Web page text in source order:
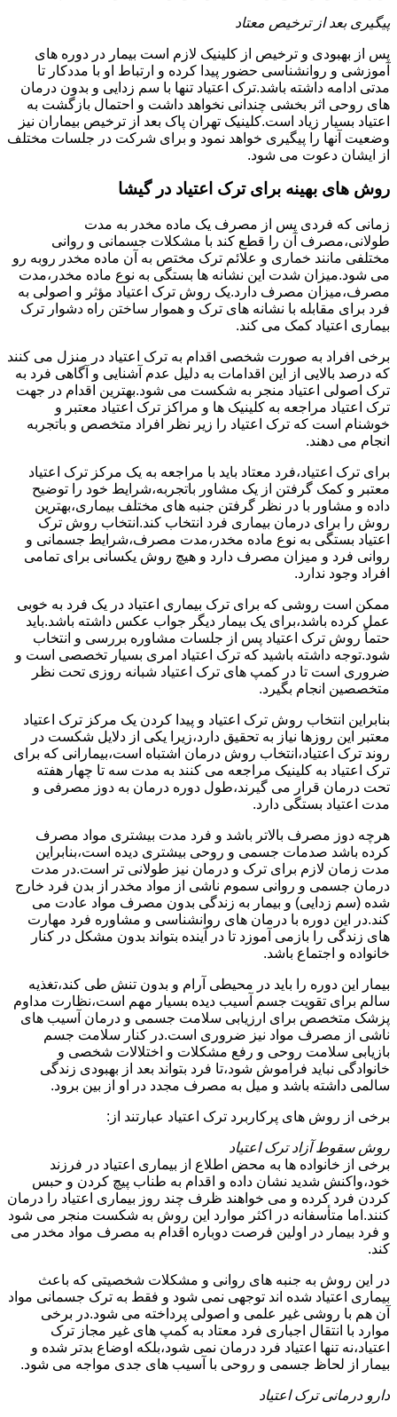
پیگیری بعد از ترخیص معتاد
پس از بهبودی و ترخیص از کلینیک لازم است بیمار در دوره های
آموزشی و روانشناسی حضور پیدا کرده و ارتباط او با مددکار تا
مدتی ادامه داشته باشد.ترک اعتیاد تنها با سم زدایی و بدون درمان
های روحی اثر بخشی چندانی نخواهد داشت و احتمال بازگشت به
اعتیاد بسیار زیاد است.کلینیک تهران پاک بعد از ترخیص بیماران نیز
وضعیت آنها را پیگیری خواهد نمود و برای شرکت در جلسات مختلف
از ایشان دعوت می شود.
روش های بهینه برای ترک اعتیاد در گیشا
زمانی که فردی پس از مصرف یک ماده مخدر به مدت
طولانی،مصرف آن را قطع کند با مشکلات جسمانی و روانی
مختلفی مانند خماری و علائم ترک مختص به آن ماده مخدر روبه رو
می شود.میزان شدت این نشانه ها بستگی به نوع ماده مخدر،مدت
مصرف،میزان مصرف دارد.یک روش ترک اعتیاد مؤثر و اصولی به
فرد برای مقابله با نشانه های ترک و هموار ساختن راه دشوار ترک
بیماری اعتیاد کمک می کند.
برخی افراد به صورت شخصی اقدام به ترک اعتیاد در منزل می کنند
که درصد بالایی از این اقدامات به دلیل عدم آشنایی و آگاهی فرد به
ترک اصولی اعتیاد منجر به شکست می شود.بهترین اقدام در جهت
ترک اعتیاد مراجعه به کلینیک ها و مراکز ترک اعتیاد معتبر و
خوشنام است که ترک اعتیاد را زیر نظر افراد متخصص و باتجربه
انجام می دهند.
برای ترک اعتیاد،فرد معتاد باید با مراجعه به یک مرکز ترک اعتیاد
معتبر و کمک گرفتن از یک مشاور باتجربه،شرایط خود را توضیح
داده و مشاور با در نظر گرفتن جنبه های مختلف بیماری،بهترین
روش را برای درمان بیماری فرد انتخاب کند.انتخاب روش ترک
اعتیاد بستگی به نوع ماده مخدر،مدت مصرف،شرایط جسمانی و
روانی فرد و میزان مصرف دارد و هیچ روش یکسانی برای تمامی
افراد وجود ندارد.
ممکن است روشی که برای ترک بیماری اعتیاد در یک فرد به خوبی
عمل کرده باشد،برای یک بیمار دیگر جواب عکس داشته باشد.باید
حتماً روش ترک اعتیاد پس از جلسات مشاوره بررسی و انتخاب
شود.توجه داشته باشید که ترک اعتیاد امری بسیار تخصصی است و
ضروری است تا در کمپ های ترک اعتیاد شبانه روزی تحت نظر
متخصصین انجام بگیرد.
بنابراین انتخاب روش ترک اعتیاد و پیدا کردن یک مرکز ترک اعتیاد
معتبر این روزها نیاز به تحقیق دارد،زیرا یکی از دلایل شکست در
روند ترک اعتیاد،انتخاب روش درمان اشتباه است،بیمارانی که برای
ترک اعتیاد به کلینیک مراجعه می کنند به مدت سه تا چهار هفته
تحت درمان قرار می گیرند،طول دوره درمان به دوز مصرفی و
مدت اعتیاد بستگی دارد.
هرچه دوز مصرف بالاتر باشد و فرد مدت بیشتری مواد مصرف
کرده باشد صدمات جسمی و روحی بیشتری دیده است،بنابراین
مدت زمان لازم برای ترک و درمان نیز طولانی تر است.در مدت
درمان جسمی و روانی سموم ناشی از مواد مخدر از بدن فرد خارج
شده (سم زدایی) و بیمار به زندگی بدون مصرف مواد عادت می
کند.در این دوره با درمان های روانشناسی و مشاوره فرد مهارت
های زندگی را بازمی آموزد تا در آینده بتواند بدون مشکل در کنار
خانواده و اجتماع باشد.
بیمار این دوره را باید در محیطی آرام و بدون تنش طی کند،تغذیه
سالم برای تقویت جسم آسیب دیده بسیار مهم است،نظارت مداوم
پزشک متخصص برای ارزیابی سلامت جسمی و درمان آسیب های
ناشی از مصرف مواد نیز ضروری است.در کنار سلامت جسم
بازیابی سلامت روحی و رفع مشکلات و اختلالات شخصی و
خانوادگی نباید فراموش شود،تا فرد بتواند بعد از بهبودی زندگی
سالمی داشته باشد و میل به مصرف مجدد در او از بین برود.
برخی از روش های پرکاربرد ترک اعتیاد عبارتند از:
روش سقوط آزاد ترک اعتیاد
برخی از خانواده ها به محض اطلاع از بیماری اعتیاد در فرزند
خود،واکنش شدید نشان داده و اقدام به طناب پیچ کردن و حبس
کردن فرد کرده و می خواهند ظرف چند روز بیماری اعتیاد را درمان
کنند.اما متأسفانه در اکثر موارد این روش به شکست منجر می شود
و فرد بیمار در اولین فرصت دوباره اقدام به مصرف مواد مخدر می
کند.
در این روش به جنبه های روانی و مشکلات شخصیتی که باعث
بیماری اعتیاد شده اند توجهی نمی شود و فقط به ترک جسمانی مواد
آن هم با روشی غیر علمی و اصولی پرداخته می شود.در برخی
موارد با انتقال اجباری فرد معتاد به کمپ های غیر مجاز ترک
اعتیاد،نه تنها اعتیاد فرد درمان نمی شود،بلکه اوضاع بدتر شده و
بیمار از لحاظ جسمی و روحی با آسیب های جدی مواجه می شود.
دارو درمانی ترک اعتیاد